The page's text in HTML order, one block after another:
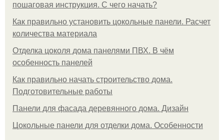
пошаговая инструкция. С чего начать?
Как правильно установить цокольные панели. Расчет
количества материала
Отделка цоколя дома панелями ПВХ. В чём
особенность панелей
Как правильно начать строительство дома.
Подготовительные работы
Панели для фасада деревянного дома. Дизайн
Цокольные панели для отделки дома. Особенности